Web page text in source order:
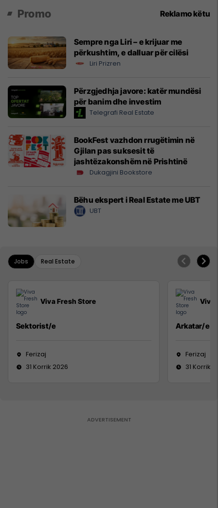
Promo Reklamo këtu
Sempre nga Liri – e krijuar me
përkushtim, e dalluar për cilësi
Liri Prizren
Përzgjedhja javore: katër mundësi
për banim dhe investim
Telegrafi Real Estate
BookFest vazhdon rrugëtimin në
Gjilan pas suksesit të
jashtëzakonshëm në Prishtinë
Dukagjini Bookstore
Bëhu ekspert i Real Estate me UBT
UBT
Jobs Real Estate
Viva Fresh Store
Sektorist/e
Ferizaj
31 Korrik 2026
Viva
Arkatar/e
Ferizaj
31 Korrik